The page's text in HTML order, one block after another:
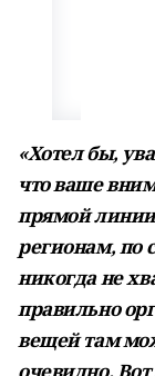
«Хотел бы,
что ваше
прямой
регионам, по
никогда не
правильно
вещей там